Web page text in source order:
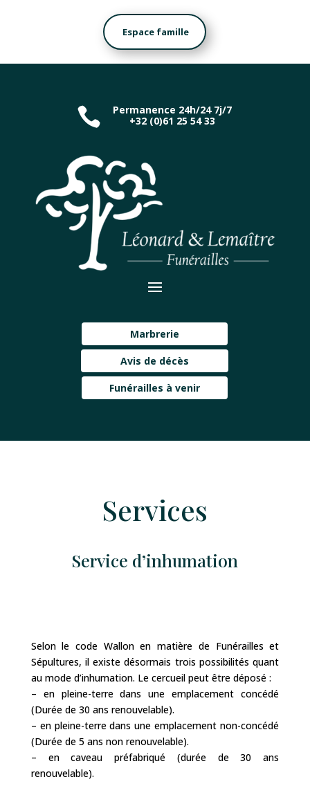
Espace famille

Permanence 24h/24 7j/7
+32 (0)61 25 54 33
Marbrerie
Avis de décès
Funérailles à venir
Services
Service d’inhumation
Selon le code Wallon en matière de Funérailles et
Sépultures, il existe désormais trois possibilités quant
au mode d’inhumation. Le cercueil peut être déposé :
– en pleine-terre dans une emplacement concédé
(Durée de 30 ans renouvelable).
– en pleine-terre dans une emplacement non-concédé
(Durée de 5 ans non renouvelable).
– en caveau préfabriqué (durée de 30 ans
renouvelable).